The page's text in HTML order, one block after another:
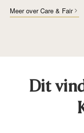
Meer over Care & Fair
Dit